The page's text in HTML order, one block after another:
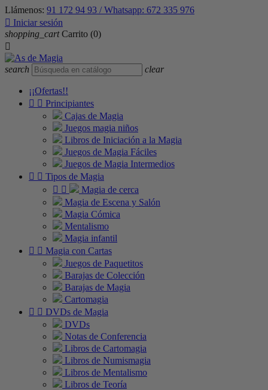
Llámenos: 91 172 94 93 / Whatsapp: 672 335 976
 Iniciar sesión
shopping_cart Carrito (0)

search clear
¡¡Ofertas!!
  Principiantes
Cajas de Magia
Juegos magia niños
Libros de Iniciación a la Magia
Juegos de Magia Fáciles
Juegos de Magia Intermedios
  Tipos de Magia
 
Magia de cerca
Magia de Escena y Salón
Magia Cómica
Mentalismo
Magia infantil
  Magia con Cartas
Juegos de Paquetitos
Barajas de Colección
Barajas de Magia
Cartomagia
  DVDs de Magia
DVDs
Notas de Conferencia
Libros de Cartomagia
Libros de Numismagia
Libros de Mentalismo
Libros de Teoría